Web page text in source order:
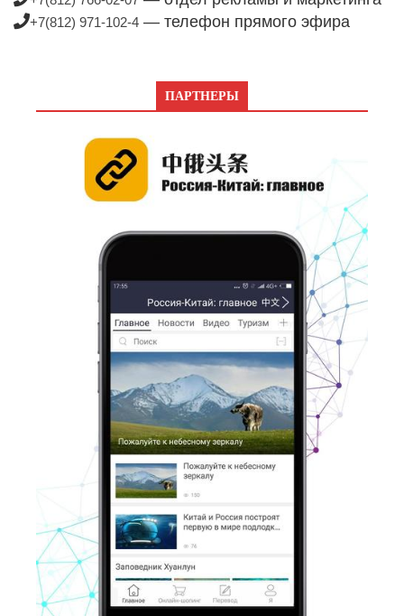
+7(812) 971-102-4 — телефон прямого эфира
ПАРТНЕРЫ